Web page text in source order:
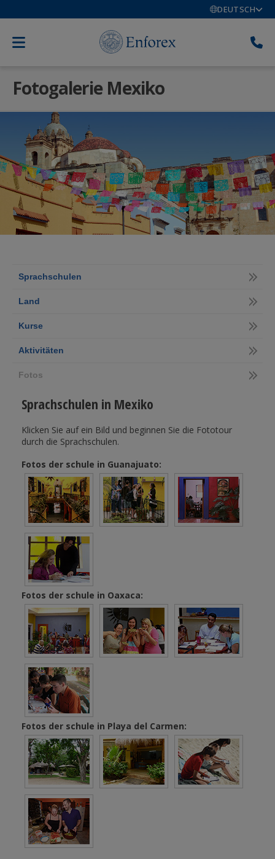
DEUTSCH
Fotogalerie Mexiko
Sprachschulen
Land
Kurse
Aktivitäten
Fotos
Sprachschulen in Mexiko
Klicken Sie auf ein Bild und beginnen Sie die Fototour
durch die Sprachschulen.
Fotos der schule in Guanajuato:
Fotos der schule in Oaxaca:
Fotos der schule in Playa del Carmen: